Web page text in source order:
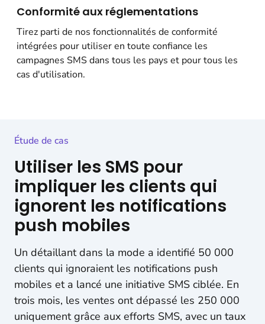
Conformité aux réglementations
Tirez parti de nos fonctionnalités de conformité
intégrées pour utiliser en toute confiance les
campagnes SMS dans tous les pays et pour tous les
cas d'utilisation.
Étude de cas
Utiliser les SMS pour
impliquer les clients qui
ignorent les notifications
push mobiles
Un détaillant dans la mode a identifié 50 000
clients qui ignoraient les notifications push
mobiles et a lancé une initiative SMS ciblée. En
trois mois, les ventes ont dépassé les 250 000
uniquement grâce aux efforts SMS, avec un taux